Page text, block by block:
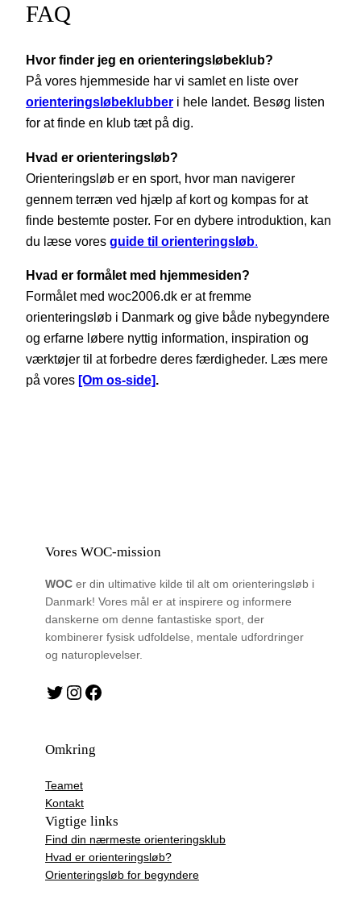
FAQ
Hvor finder jeg en orienteringsløbeklub?
På vores hjemmeside har vi samlet en liste over
orienteringsløbeklubber i hele landet. Besøg listen
for at finde en klub tæt på dig.
Hvad er orienteringsløb?
Orienteringsløb er en sport, hvor man navigerer
gennem terræn ved hjælp af kort og kompas for at
finde bestemte poster. For en dybere introduktion, kan
du læse vores guide til orienteringsløb.
Hvad er formålet med hjemmesiden?
Formålet med woc2006.dk er at fremme
orienteringsløb i Danmark og give både nybegyndere
og erfarne løbere nyttig information, inspiration og
værktøjer til at forbedre deres færdigheder. Læs mere
på vores [Om os-side].
Vores WOC-mission
WOC er din ultimative kilde til alt om orienteringsløb i
Danmark! Vores mål er at inspirere og informere
danskerne om denne fantastiske sport, der
kombinerer fysisk udfoldelse, mentale udfordringer
og naturoplevelser.
Twitter Instagram Facebook
Omkring
Teamet
Kontakt
Vigtige links
Find din nærmeste orienteringsklub
Hvad er orienteringsløb?
Orienteringsløb for begyndere